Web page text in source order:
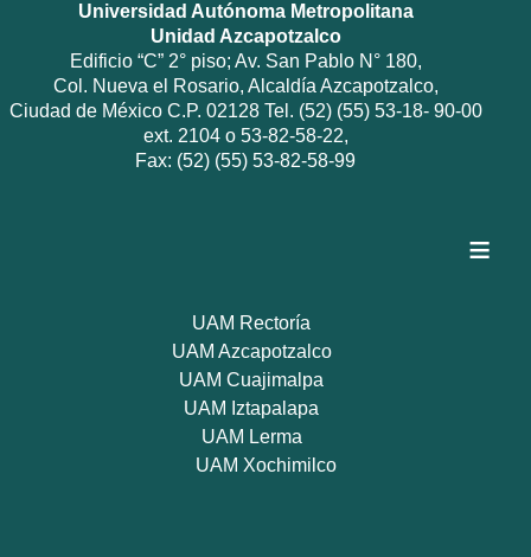
Universidad Autónoma Metropolitana
Unidad Azcapotzalco
Edificio “C” 2° piso; Av. San Pablo N° 180,
Col. Nueva el Rosario, Alcaldía Azcapotzalco,
Ciudad de México C.P. 02128 Tel. (52) (55) 53-18- 90-00
ext. 2104 o 53-82-58-22,
Fax: (52) (55) 53-82-58-99
≡
UAM Rectoría
UAM Azcapotzalco
UAM Cuajimalpa
UAM Iztapalapa
UAM Lerma
UAM Xochimilco